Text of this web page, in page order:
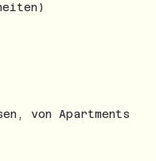
von Apartments